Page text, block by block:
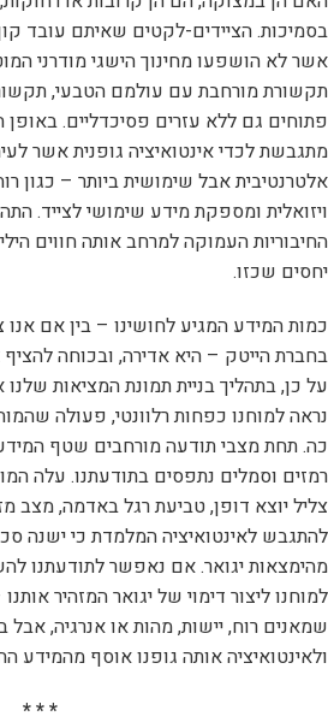
בסמיכות. הציידים-לקטים שאיתם עובד
אשר לא הושפעו מחינוך הישגי מודרני
תקשורת מורחבת עם עולמם הטבעי,
פתוחים גם ללא עזרים פסיכדליים.
מתגבשת לכדי אינטואיציה גופנית אשר
אלטרנטיבית אבל שימושית ביותר – כגון
ויזואלית ומספקת מידע שימושי לצייד.
החיבוריות העמוקה למרחב אותה חווים
יחסים שכזו.
כמות המידע המגיע לחושינו – בין אם אנו
בחברת הייטק – היא אדירה, ובכוחה
על כן, בתהליך בניית תמונת המציאות
נראה למוחנו כפחות רלוונטי, פעולה
כה. תחת מצבי תודעה מורחבים שטף המידע
רמזים וסמלים נתפסים בתודעתנו. עלה
צליל יוצא דופן, טביעת רגל באדמה, מצב
להתגבש לאינטואיציה המלמדת כי ישנה
מהימצאות יגואר. אם נאפשר לתודעתנו
למוחנו ליצור דימוי של יגואר המזהיר
שמאנים רוח, יישות, מהות או אנרגיה,
ולאינטואיציה אותה גופנו אוסף מהמידע
* * *